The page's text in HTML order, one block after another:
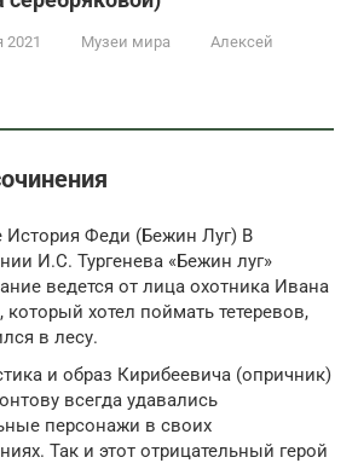
2021 Музеи мира
Алексей
История Феди (Бежин Луг) В
И.С. Тургенева «Бежин луг»
ведется от лица охотника Ивана
который хотел поймать тетеревов,
в лесу.
и образ Кирибеевича (опричник)
всегда удавались
персонажи в своих
Так и этот отрицательный герой